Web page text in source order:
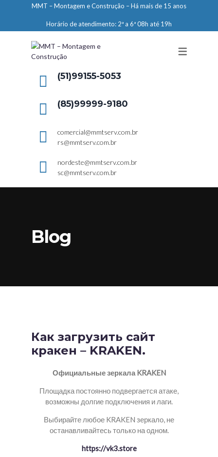
ENGENHARIA
LIMPEZA E CONSERVAÇÃO
MANUTENÇÃO PREDIAL
ELEVADORES – PREPARAÇÃO DE
MMT – Montagem e Construção – Há mais de 15 anos
Horário de atendimento: 2ª a 6ª 08h até 19h
(51)99155-5053
(85)99999-9180
comercial@mmtserv.com.br
rs@mmtserv.com.br
nordeste@mmtserv.com.br
sc@mmtserv.com.br
Blog
Как загрузить сайт
кракен – KRAKEN.
Официальные зеркала KRAKEN
Площадка постоянно подвергается атаке,
возможны долгие подключения и лаги.
Выбирайте любое KRAKEN зеркало, не
останавливайтесь только на одном.
https://vk3.store